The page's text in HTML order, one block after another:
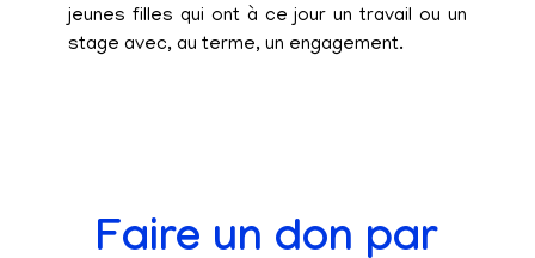
jeunes filles qui ont à ce jour un travail ou un
stage avec, au terme, un engagement.
Faire un don par